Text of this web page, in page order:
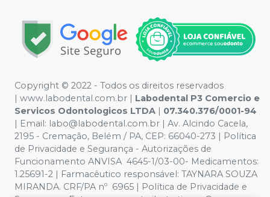
Copyright © 2022 - Todos os direitos reservados
| www.labodental.com.br | Labodental P3 Comercio e
Servicos Odontologicos LTDA | 07.340.376/0001-94
| Email: labo@labodental.com.br | Av. Alcindo Cacela,
2195 - Cremação, Belém / PA, CEP: 66040-273 | Política
de Privacidade e Segurança - Autorizações de
Funcionamento ANVISA 4645-1/03-00- Medicamentos:
1.25691-2 | Farmacêutico responsável: TAYNARA SOUZA
MIRANDA. CRF/PA nº 6965 | Política de Privacidade e